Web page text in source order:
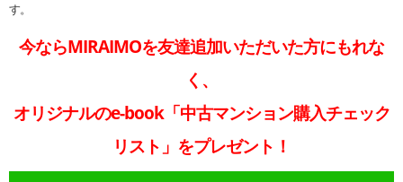
す。
今ならMIRAIMOを友達追加いただいた方にもれな
く、
オリジナルのe-book「中古マンション購入チェック
リスト」をプレゼント！